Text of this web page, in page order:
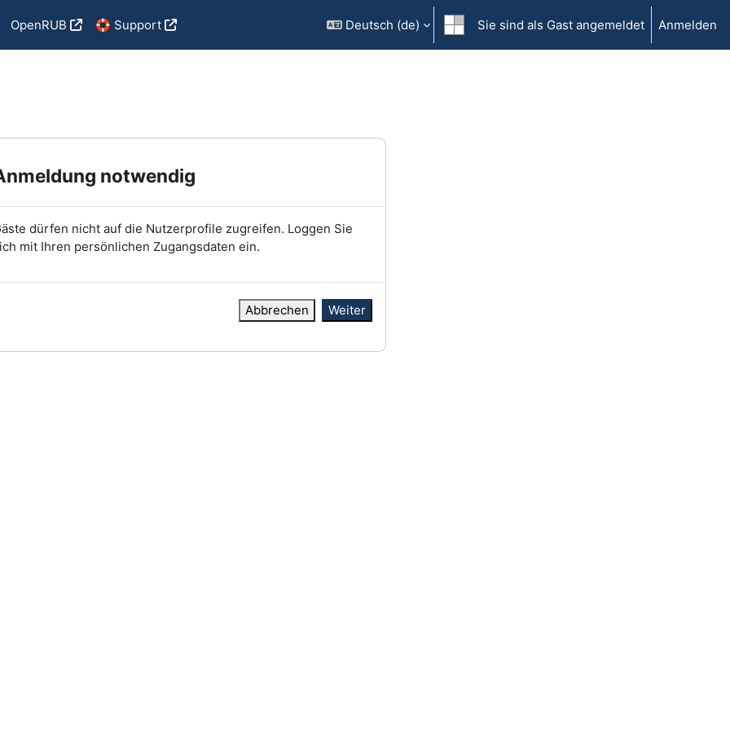
OpenRUB 🛟 Support Deutsch ‎(de)‎ Sie sind als Gast angemeldet Anmelden
notwendig
dürfen nicht auf die Nutzerprofile zugreifen. Loggen Sie
mit Ihren persönlichen Zugangsdaten ein.
Abbrechen Weiter